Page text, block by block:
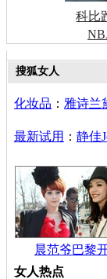
科比
搜狐女人
化妆品 ： 雅诗兰
最新试用 ： 静佳
晨范爷巴黎
女人热点